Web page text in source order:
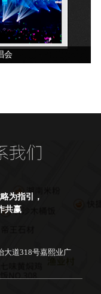
会
为指引，
共赢
大道318号嘉熙业广